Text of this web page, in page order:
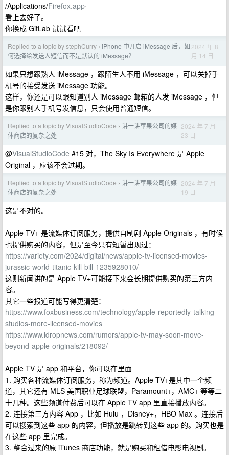
/Applications/Firefox.app·
看上去好了。
你换成 GitLab 试试看吧
Replied to a topic by stephCurry › iPhone 中开启 iMessage 后，如
何选择给发送人短信而不是默认的 iMessage？
2024 年 8
月 14 日
如果只想跟熟人 iMessage ，跟陌生人不用 iMessage ，可以关掉手
机号的接受发送 iMessage 功能。
这样，你还是可以跟知道别人 iMessage 邮箱的人发 iMessage ，但
是你跟别人手机号发信息，只会使用普通短信。
Replied to a topic by VisualStudioCode › 讲一讲苹果公司的媒
体商店的复杂之处
2024 年 7 月
23 日
@VisualStudioCode #15 对，The Sky Is Everywhere 是 Apple
Original ，应该不会过期。
Replied to a topic by VisualStudioCode › 讲一讲苹果公司的媒
体商店的复杂之处
2024 年 7 月
19 日
这是不对的。
Apple TV+ 是流媒体订阅服务，提供自制剧 Apple Originals ，有时候
也提供购买的内容，但是至今只有短暂出现过：
https://variety.com/2024/digital/news/apple-tv-licensed-movies-
jurassic-world-titanic-kill-bill-1235928010/
这则新闻讲的是 Apple TV+可能接下来会长期提供购买的第三方内
容。
其它一些报道可能写得更清楚：
https://www.foxbusiness.com/technology/apple-reportedly-talking-
studios-more-licensed-movies
https://www.idropnews.com/rumors/apple-tv-may-soon-move-
beyond-apple-originals/218092/
Apple TV 是 app 和平台，你可以在里面
1. 购买各种流媒体订阅服务，称为频道。Apple TV+是其中一个频
道，其它还有 MLS 美国职业足球联盟，Paramount+，AMC+ 等等二
十几种。这些频道付费后可以在 Apple TV app 里直接播放内容。
2. 连接第三方内容 App ，比如 Hulu ，Disney+，HBO Max 。连接后
可以搜索到这些 app 的内容，但播放是跳转到这些 app 的。购买也是
在这些 app 里完成。
3. 整合过来的原 iTunes 商店功能，就是购买和租借电影电视剧。